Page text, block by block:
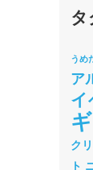
タ
うめ
ア
イ
ク
ト